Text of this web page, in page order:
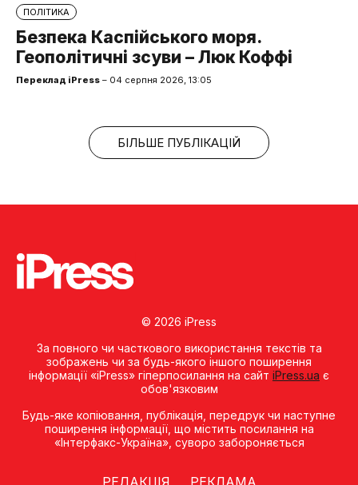
ПОЛІТИКА
Безпека Каспійського моря.
Геополітичні зсуви – Люк Коффі
Переклад iPress – 04 серпня 2026, 13:05
БІЛЬШЕ ПУБЛІКАЦІЙ
© 2026 iPress
За повного чи часткового використання текстів та
зображень чи за будь-якого іншого поширення
інформації «iPress» гіперпосилання на сайт iPress.ua є
обов'язковим
Будь-яке копiювання, публiкацiя, передрук чи наступне
поширення iнформацiї, що мiстить посилання на
«Iнтерфакс-Україна», суворо забороняється
РЕДАКЦІЯ РЕКЛАМА